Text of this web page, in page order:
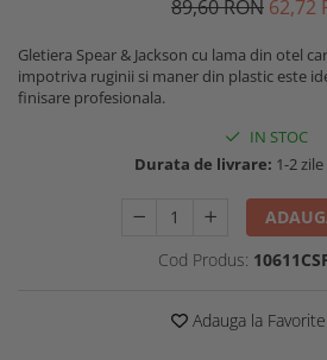
Echipamente specializate
Echipamente muncitori ferma
Masti protectie
89,60RON 62,72
Gletiera Spear & Jackson cu lama din otel
impotriva ruginii si maner din plastic este
finisare profesionala.
IN STOC
Durata de livrare: 1-2
Cod Produs:
Adauga la Favorite